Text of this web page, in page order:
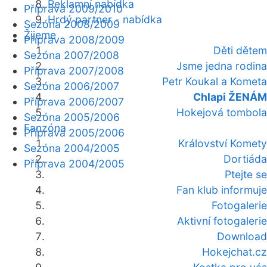
Reklamní nabídka
Hrdý partner - nabídka
Žijeme
Děti dětem
Jsme jedna rodina
Petr Koukal a Kometa
Chlapi ŽENÁM
Hokejová tombola
Fanzóna
Království Komety
Dortiáda
Ptejte se
Fan klub informuje
Fotogalerie
Aktivní fotogalerie
Download
Hokejchat.cz
Příprava 2009/2010
Sezóna 2008/2009
Příprava 2008/2009
Sezóna 2007/2008
Příprava 2007/2008
Sezóna 2006/2007
Příprava 2006/2007
Sezóna 2005/2006
Příprava 2005/2006
Sezóna 2004/2005
Příprava 2004/2005